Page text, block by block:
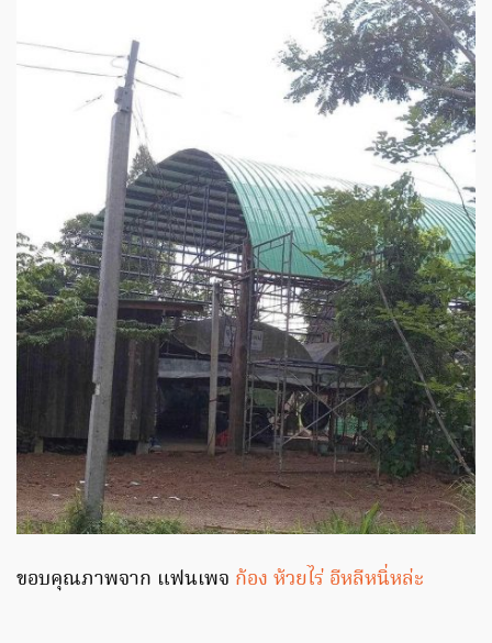
ขอบคุณภาพจาก แฟนเพจ ก้อง ห้วยไร่ อีหลีหนิ่หล่ะ